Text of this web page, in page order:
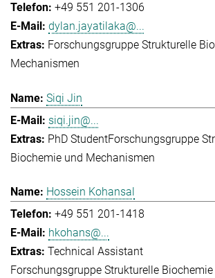
+49 551 201-1306
dylan.jayatilaka@...
Forschungsgruppe Strukturelle
Mechanismen
Siqi Jin
siqi.jin@...
PhD StudentForschungsgruppe
Biochemie und Mechanismen
Hossein Kohansal
+49 551 201-1418
hkohans@...
Technical Assistant
Forschungsgruppe Strukturelle